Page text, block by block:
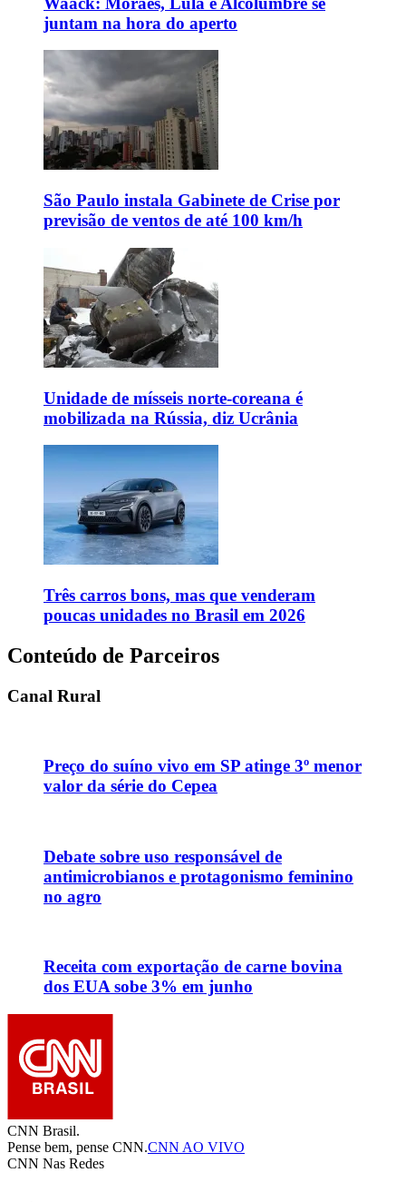
juntam na hora do aperto
São Paulo instala Gabinete de Crise por
previsão de ventos de até 100 km/h
Unidade de mísseis norte-coreana é
mobilizada na Rússia, diz Ucrânia
Três carros bons, mas que venderam
poucas unidades no Brasil em 2026
Conteúdo de Parceiros
Canal Rural
Preço do suíno vivo em SP atinge 3º menor
valor da série do Cepea
Debate sobre uso responsável de
antimicrobianos e protagonismo feminino
no agro
Receita com exportação de carne bovina
dos EUA sobe 3% em junho
CNN Brasil.
Pense bem, pense CNN.CNN AO VIVO
CNN Nas Redes